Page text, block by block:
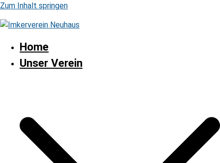
Zum Inhalt springen
Home
Unser Verein